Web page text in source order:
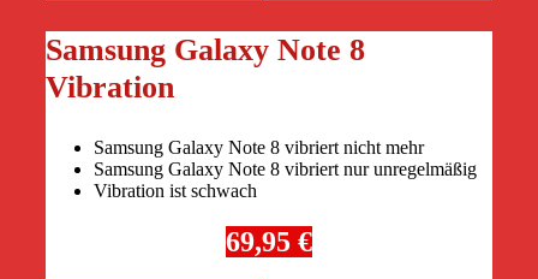
Samsung Galaxy Note 8
Vibration
Samsung Galaxy Note 8 vibriert nicht mehr
Samsung Galaxy Note 8 vibriert nur unregelmäßig
Vibration ist schwach
69,95 €